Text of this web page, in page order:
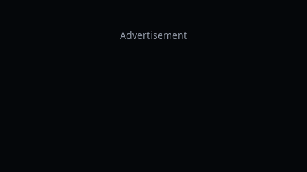
Advertisement